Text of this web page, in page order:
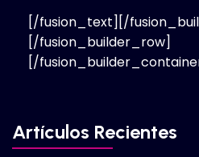
[/fusion_text][/
[/fusion_builder_row]
[/
Artículos Recientes